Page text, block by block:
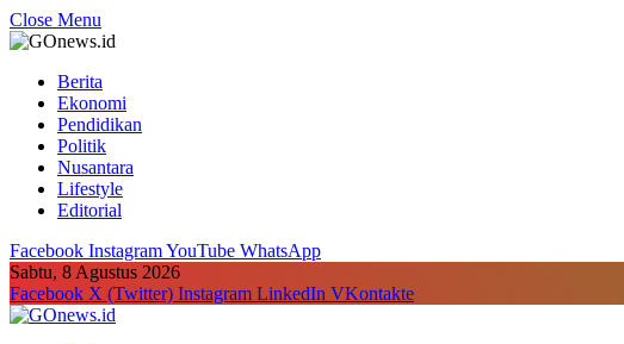
Close Menu
Berita
Ekonomi
Pendidikan
Politik
Nusantara
Lifestyle
Editorial
Facebook InstagramYouTube WhatsApp
Sabtu, 8 Agustus 2026
Facebook X (Twitter) Instagram LinkedIn VKontakte